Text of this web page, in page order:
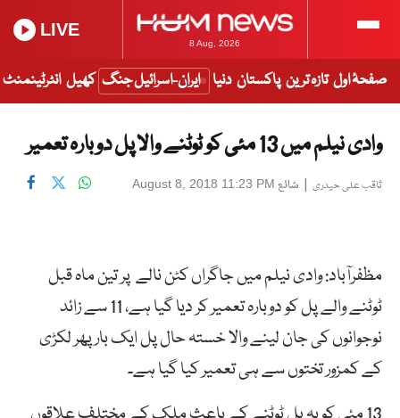
8 Aug, 2026
LIVE
صفحۂ اول تازہ ترین پاکستان دنیا ایران-اسرائیل جنگ کھیل انٹرٹینمنٹ
وادی نیلم میں 13 مئی کو ٹوٹنے والا پل دوبارہ تعمیر
ثاقب علی حیدری | شائع August 8, 2018 11:23 PM
مظفرآباد: وادی نیلم میں جاگراں کٹن نالے پر تین ماہ قبل
ٹوٹنے والے پل کو دوبارہ تعمیر کر دیا گیا ہے، 11 سے زائد
نوجوانوں کی جان لینے والا خستہ حال پل ایک بار پھر لکڑی
کے کمزور تختوں سے ہی تعمیر کیا گیا ہے۔